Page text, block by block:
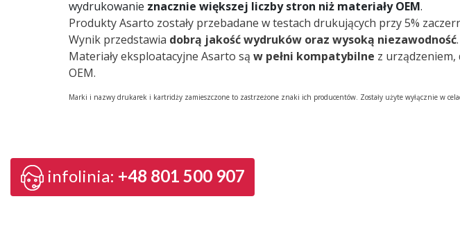
wydrukowanie znacznie większej liczby stron niż materiały OEM.
Produkty Asarto zostały przebadane w testach drukujących przy 5%
Wynik przedstawia dobrą jakość wydruków oraz wysoką niezawodność.
Materiały eksploatacyjne Asarto są w pełni kompatybilne z
OEM.
Marki i nazwy drukarek i kartridży zamieszczone to zastrzeżone znaki ich producentów. Zostały użyte wyłącznie w
infolinia: +48 801 500 907